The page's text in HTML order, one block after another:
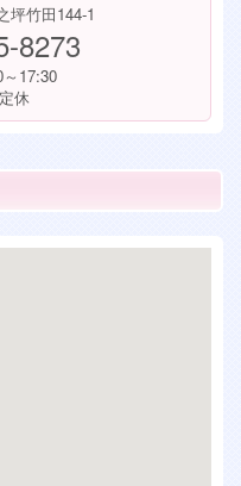
坪竹田144-1
8273
17:30
休